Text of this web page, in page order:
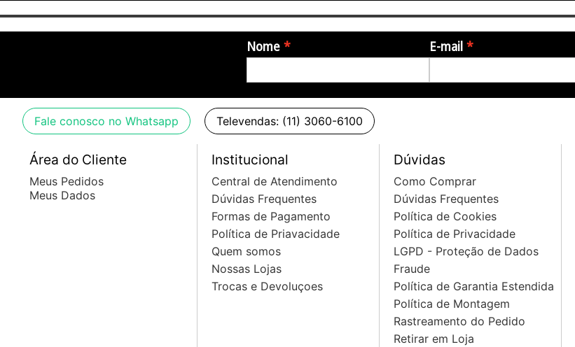
Imagens meramente ilustrativas, podendo haver variação de cor
Nome E-mail
Fale conosco no Whatsapp Televendas: (11) 3060-6100
Área do Cliente
Meus Pedidos
Meus Dados
Institucional
Central de Atendimento
Dúvidas Frequentes
Formas de Pagamento
Política de Priavacidade
Quem somos
Nossas Lojas
Trocas e Devoluçoes
Dúvidas
Como Comprar
Dúvidas Frequentes
Política de Cookies
Política de Privacidade
LGPD - Proteção de Dados
Fraude
Política de Garantia Estendida
Política de Montagem
Rastreamento do Pedido
Retirar em Loja